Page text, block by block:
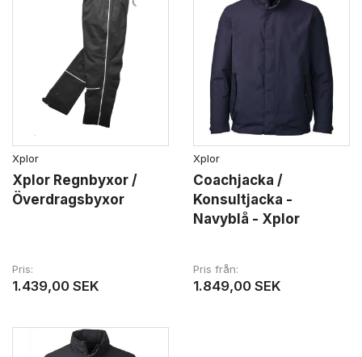
Xplor
Xplor Regnbyxor /
Överdragsbyxor
Pris
1.439,00 SEK
Xplor
Coachjacka /
Konsultjacka -
Navyblå - Xplor
Pris från
1.849,00 SEK